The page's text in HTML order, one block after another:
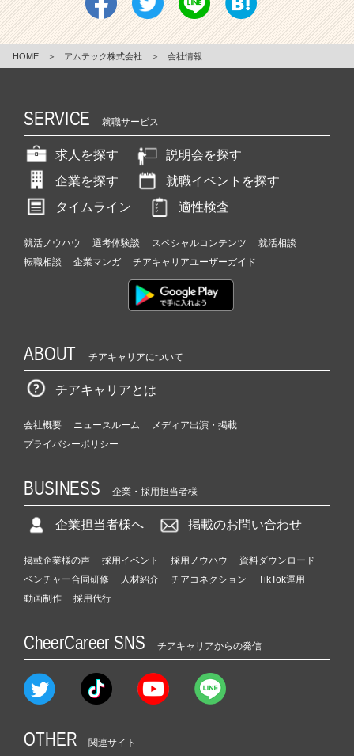
HOME ＞ アムテック株式会社 ＞ 会社情報
SERVICE 就職サービス
求人を探す
説明会を探す
企業を探す
就職イベントを探す
タイムライン
適性検査
就活ノウハウ 選考体験談 スペシャルコンテンツ
就活相談
転職相談
企業マンガ チアキャリアユーザーガイド
ABOUT チアキャリアについて
チアキャリアとは
会社概要 ニュースルーム
メディア出演・掲載
プライバシーポリシー
BUSINESS 企業・採用担当者様
企業担当者様へ 掲載のお問い合わせ
掲載企業様の声 採用イベント 採用ノウハウ
資料ダウンロード
ベンチャー合同研修
人材紹介 チアコネクション
TikTok運用
動画制作
採用代行
CheerCareer SNS チアキャリアからの発信
OTHER 関連サイト